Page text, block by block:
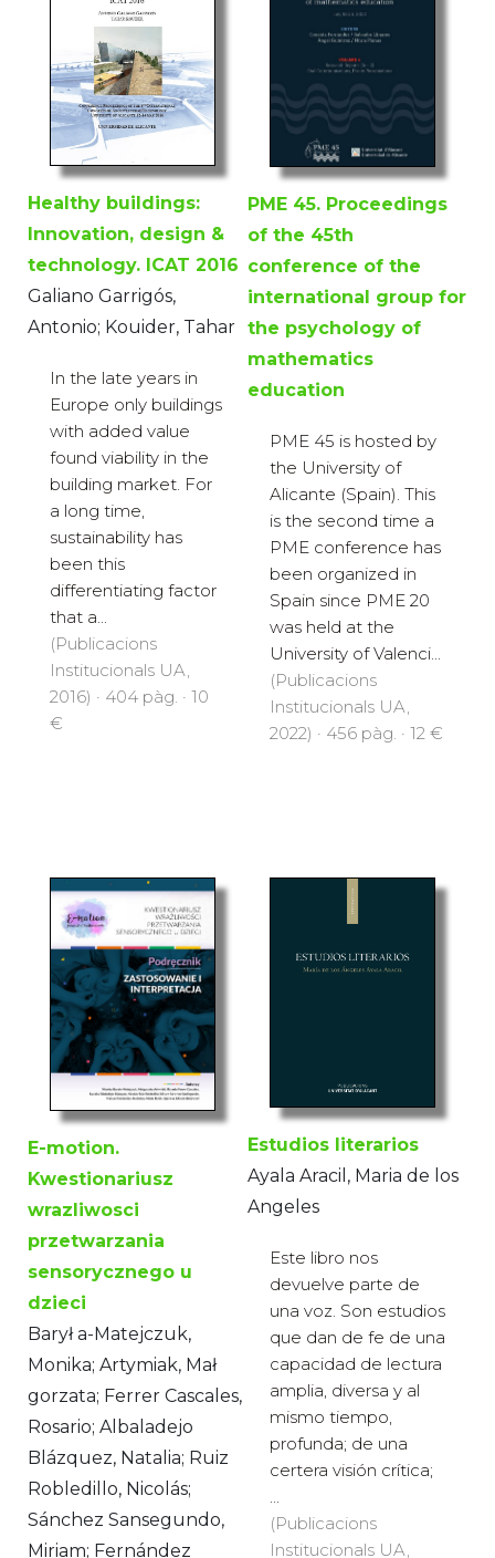
Healthy buildings:
Innovation, design &
technology. ICAT 2016
Galiano Garrigós,
Antonio; Kouider, Tahar
In the late years in
Europe only buildings
with added value
found viability in the
building market. For
a long time,
sustainability has
been this
differentiating factor
that a...
(Publicacions
Institucionals UA,
2016) · 404 pàg. · 10
€
PME 45. Proceedings
of the 45th
conference of the
international group for
the psychology of
mathematics
education
PME 45 is hosted by
the University of
Alicante (Spain). This
is the second time a
PME conference has
been organized in
Spain since PME 20
was held at the
University of Valenci...
(Publicacions
Institucionals UA,
2022) · 456 pàg. · 12 €
E-motion.
Kwestionariusz
wrazliwosci
przetwarzania
sensorycznego u
dzieci
Barył a-Matejczuk,
Monika; Artymiak, Mał
gorzata; Ferrer Cascales,
Rosario; Albaladejo
Blázquez, Natalia; Ruiz
Robledillo, Nicolás;
Sánchez Sansegundo,
Miriam; Fernández
Estudios literarios
Ayala Aracil, Maria de los
Angeles
Este libro nos
devuelve parte de
una voz. Son estudios
que dan de fe de una
capacidad de lectura
amplia, diversa y al
mismo tiempo,
profunda; de una
certera visión crítica;
...
(Publicacions
Institucionals UA,